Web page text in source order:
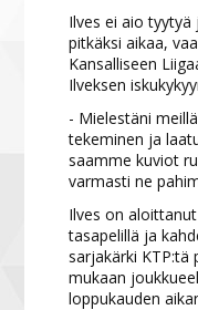
Ilves ei aio tyytyä
pitkäksi aikaa,
Kansalliseen
Ilveksen
- Mielestäni
tekeminen ja
saamme kuviot
varmasti ne
Ilves on
tasapelillä ja
sarjakärki KTP:tä
mukaan
loppukauden